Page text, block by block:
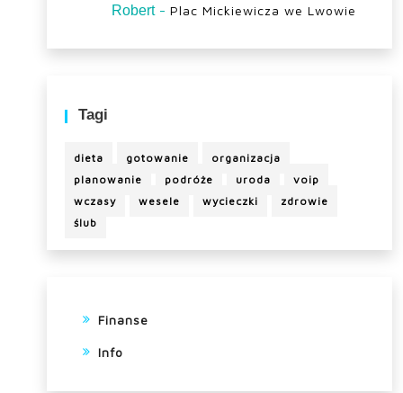
Robert- Plac Mickiewicza we Lwowie
Tagi
dieta gotowanie
organizacja
planowanie
podróże uroda
voip
wczasy
wesele wycieczki
zdrowie
ślub
Finanse
Info